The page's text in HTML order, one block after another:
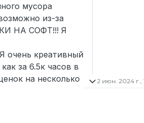
мусора
из-за
НА СОФТ!!! Я
очень креативный
за 6.5к часов в
на несколько
2 июн. 2024 г.,